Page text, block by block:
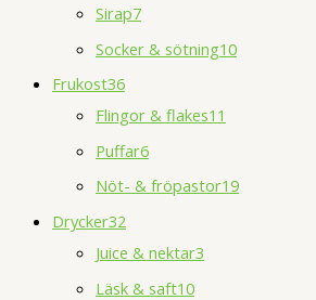
Sirap7
Socker & sötning10
Frukost36
Flingor & flakes11
Puffar6
Nöt- & fröpastor19
Drycker32
Juice & nektar3
Läsk & saft10